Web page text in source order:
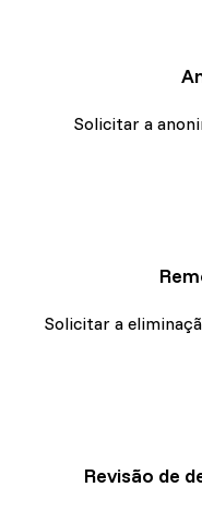
Solicitar a
Solicitar a
Revisão de